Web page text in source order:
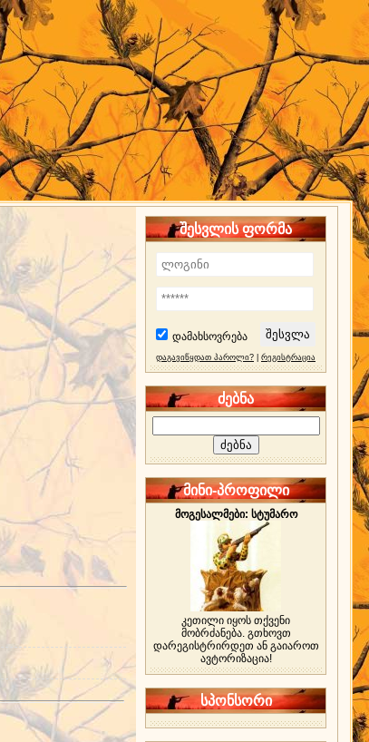
შესვლის ფორმა
დამახსოვრება
დაგავიწყდათ პაროლი? რეგისტრაცია
ძებნა
მინი-პროფილი
მოგესალმები: სტუმარო
კეთილი იყოს თქვენი
მობრძანება. გთხოვთ
დარეგისტრირდეთ ან გაიაროთ
ავტორიზაცია!
სპონსორი